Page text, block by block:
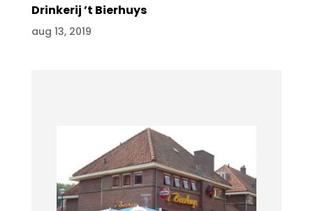
Drinkerij ’t Bierhuys
aug 13, 2019